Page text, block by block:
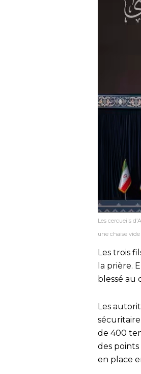
Les cercueils
une chaise
Les trois
la prière.
blessé au
Les
de 400
des
en place